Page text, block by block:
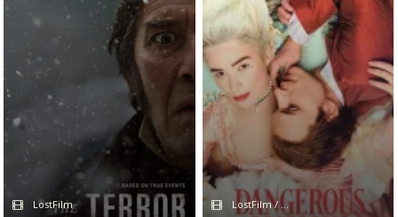
LostFilm LostFilm / Сериалы 2022